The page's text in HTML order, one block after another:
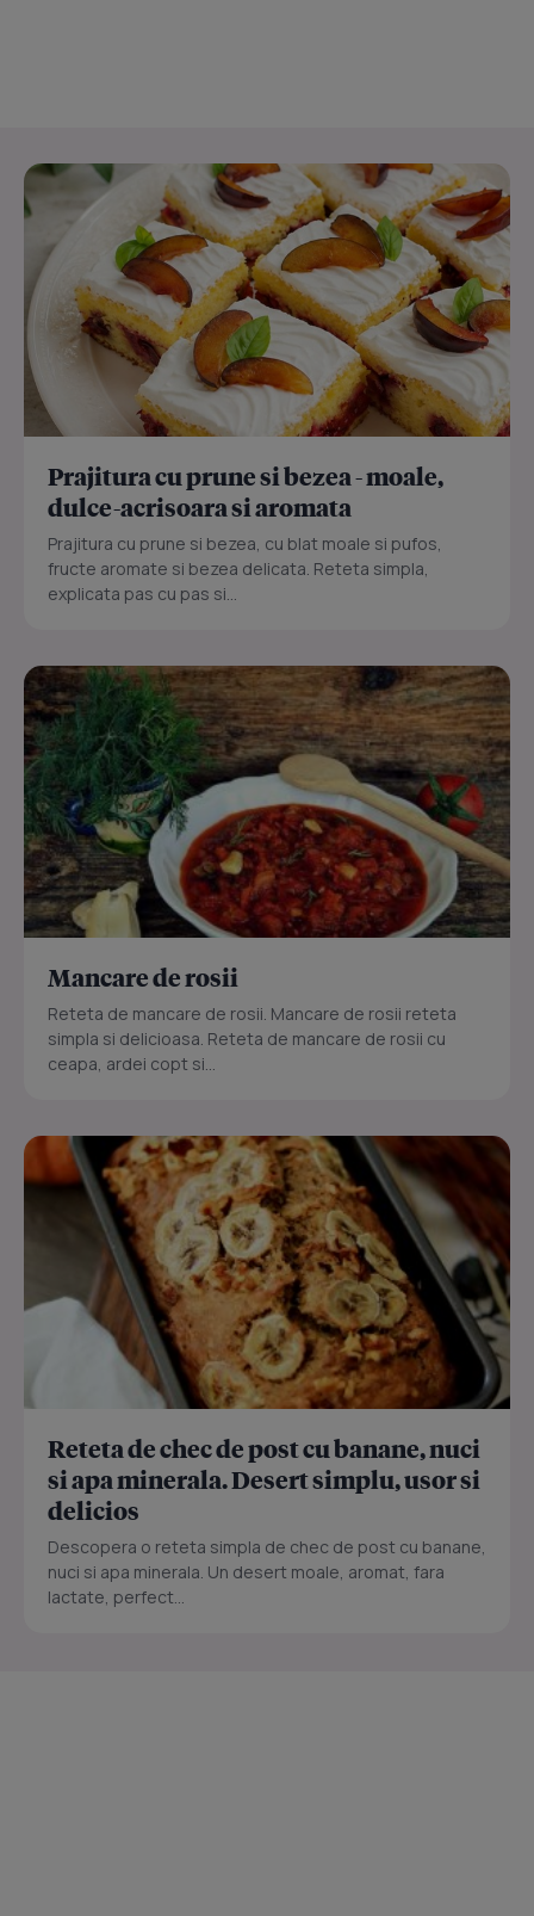
Prajitura cu prune si bezea - moale,
dulce-acrisoara si aromata
Prajitura cu prune si bezea, cu blat moale si pufos,
fructe aromate si bezea delicata. Reteta simpla,
explicata pas cu pas si...
Mancare de rosii
Reteta de mancare de rosii. Mancare de rosii reteta
simpla si delicioasa. Reteta de mancare de rosii cu
ceapa, ardei copt si...
Reteta de chec de post cu banane, nuci
si apa minerala. Desert simplu, usor si
delicios
Descopera o reteta simpla de chec de post cu banane,
nuci si apa minerala. Un desert moale, aromat, fara
lactate, perfect...